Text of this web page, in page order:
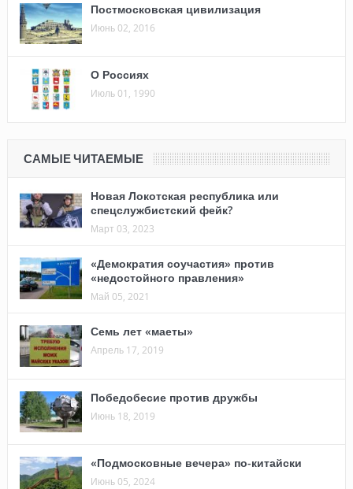
Постмосковская цивилизация
Июнь 02, 2016
О Россиях
Июль 01, 1990
САМЫЕ ЧИТАЕМЫЕ
Новая Локотская республика или
спецслужбистский фейк?
Март 03, 2023
«Демократия соучастия» против
«недостойного правления»
Май 05, 2021
Семь лет «маеты»
Апрель 17, 2019
Победобесие против дружбы
Июнь 18, 2019
«Подмосковные вечера» по-китайски
Июнь 05, 2024